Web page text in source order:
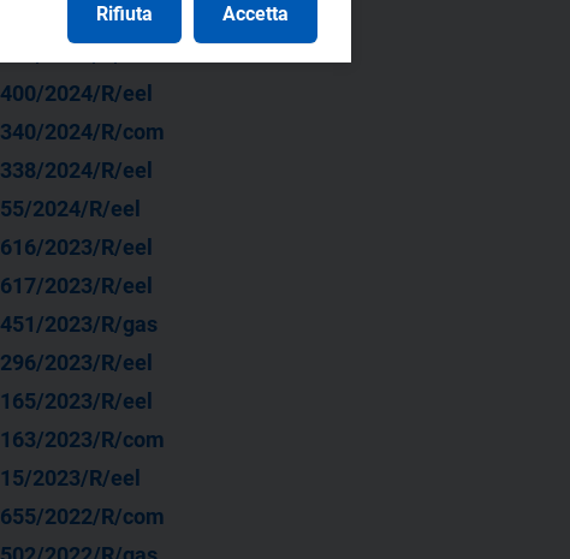
390/2025/R/com
400/2024/R/eel
340/2024/R/com
338/2024/R/eel
55/2024/R/eel
616/2023/R/eel
617/2023/R/eel
451/2023/R/gas
296/2023/R/eel
165/2023/R/eel
163/2023/R/com
15/2023/R/eel
655/2022/R/com
Rifiuta Accetta